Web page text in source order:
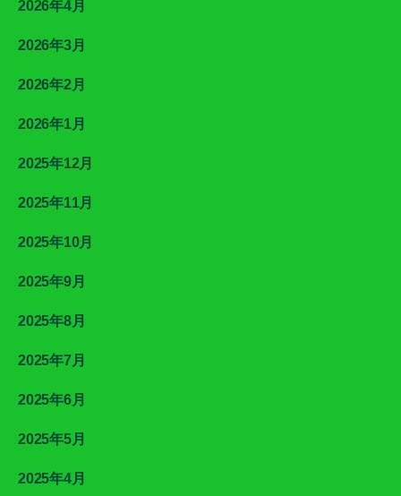
2026年4月
2026年3月
2026年2月
2026年1月
2025年12月
2025年11月
2025年10月
2025年9月
2025年8月
2025年7月
2025年6月
2025年5月
2025年4月